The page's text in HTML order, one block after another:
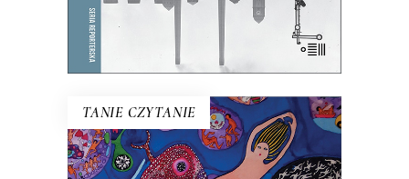
E-BOOK DO KOSZYKA
TANIE CZYTANIE